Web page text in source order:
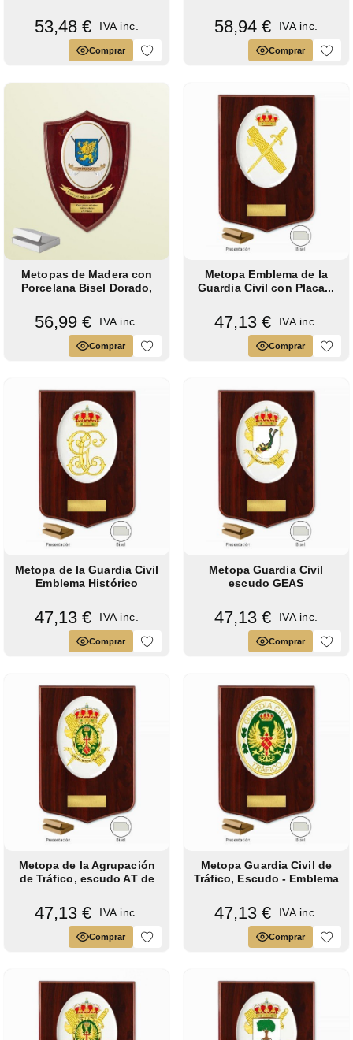
53,48 € IVA inc.
Comprar
58,94 € IVA inc.
Comprar
Metopas de Madera con
Porcelana Bisel Dorado,
56,99 € IVA inc.
Comprar
Metopa Emblema de la
Guardia Civil con Placa...
47,13 € IVA inc.
Comprar
Metopa de la Guardia Civil
Emblema Histórico
47,13 € IVA inc.
Comprar
Metopa Guardia Civil
escudo GEAS
47,13 € IVA inc.
Comprar
Metopa de la Agrupación
de Tráfico, escudo AT de
47,13 € IVA inc.
Comprar
Metopa Guardia Civil de
Tráfico, Escudo - Emblema
47,13 € IVA inc.
Comprar